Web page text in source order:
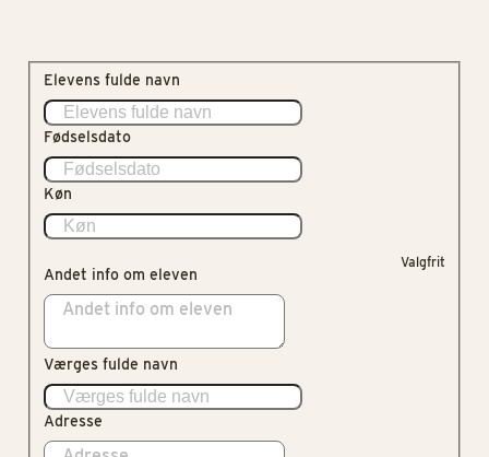
Elevens fulde navn
Fødselsdato
Køn
Andet info om eleven
Valgfrit
Værges fulde navn
Adresse